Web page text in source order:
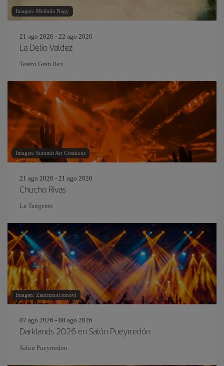
Imagen: Melinda Nagy
21 ago 2026 - 22 ago 2026
La Delio Valdez
Teatro Gran Rex
Imagen: Summit Art Creations
21 ago 2026 - 21 ago 2026
Chucho Rivas
La Tangente
Imagen: Zamrznuti tonovi
07 ago 2026 - 08 ago 2026
Darklands 2026 en Salón Pueyrredón
Salon Pueyrredon